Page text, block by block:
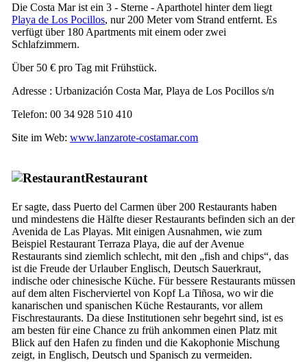
Die Costa Marist ein 3 - Sterne - Aparthotel hinter dem liegt
Playa de Los Pocillos, nur 200 Meter vom Strand entfernt. Es
verfügt über 180 Apartments mit einem oder zwei
Schlafzimmern.
Über 50 € pro Tag mit Frühstück.
Adresse : Urbanización Costa Mar, Playa de Los Pocillos s/n
Telefon: 00 34 928 510 410
Site im Web: www.lanzarote-costamar.com
Restaurant
Er sagte, dass Puerto del Carmen über 200 Restaurants haben
und mindestens die Hälfte dieser Restaurants befinden sich an der
Avenida de Las Playas. Mit einigen Ausnahmen, wie zum
Beispiel Restaurant Terraza Playa, die auf der Avenue
Restaurants sind ziemlich schlecht, mit den „fish and chips“, das
ist die Freude der Urlauber Englisch, Deutsch Sauerkraut,
indische oder chinesische Küche. Für bessere Restaurants müssen
auf dem alten Fischerviertel von KopfLa Tiñosa, wo wir die
kanarischen und spanischen Küche Restaurants, vor allem
Fischrestaurants. Da diese Institutionen sehr begehrt sind, ist es
am besten für eine Chance zu früh ankommen einen Platz mit
Blick auf den Hafen zu finden und die Kakophonie Mischung
zeigt, in Englisch, Deutsch und Spanisch zu vermeiden.